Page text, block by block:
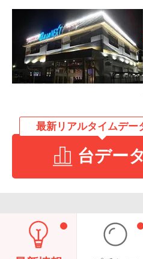
最新リアルタイムデー
台データ